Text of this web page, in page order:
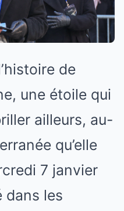
de
une étoile qui
ailleurs, au-
qu’elle
7 janvier
dans les